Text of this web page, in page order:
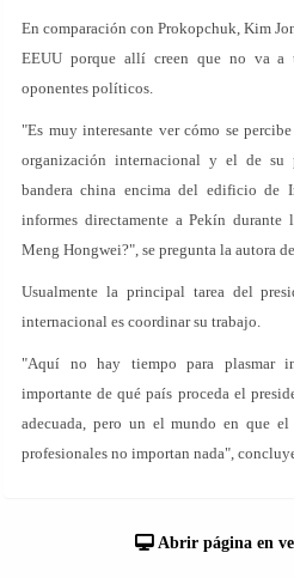
En comparación con Prokopchuk, Kim
EEUU porque allí creen que no va a
oponentes políticos.
"Es muy interesante ver cómo se
organización internacional y el de su
bandera china encima del edificio de
informes directamente a Pekín
Meng Hongwei?", se pregunta la autora
Usualmente la principal tarea del
internacional es coordinar su trabajo.
"Aquí no hay tiempo para plasmar
importante de qué país proceda el
adecuada, pero un el mundo en que
profesionales no importan nada",
Abrir página en